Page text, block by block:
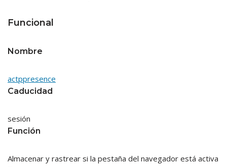
Funcional
Nombre
actppresence
Caducidad
sesión
Función
Almacenar y rastrear si la pestaña del navegador está activa